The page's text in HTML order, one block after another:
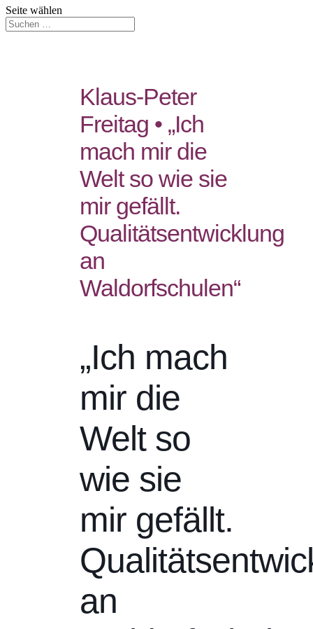
Seite wählen
Klaus-Peter
Freitag • „Ich
mach mir die
Welt so wie sie
mir gefällt.
Qualitätsentwicklung
an
Waldorfschulen“
„Ich mach
mir die
Welt so
wie sie
mir gefällt.
an